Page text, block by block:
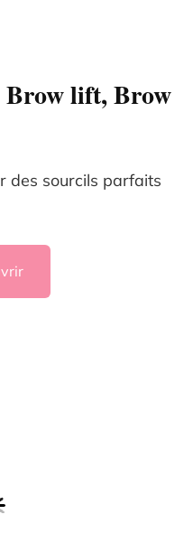
lift, Brow
des sourcils parfaits